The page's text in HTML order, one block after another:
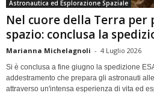
Astronautica ed Esplorazione Spaziale
Nel cuore della Terra per
spazio: conclusa la
Marianna Michelagnoli - 4 Luglio 2026
Si è conclusa a fine giugno la spedizione
addestramento che prepara gli astronauti
attraverso un'intensa esperienza di vita ed